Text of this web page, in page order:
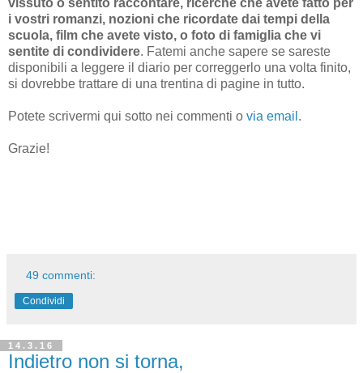
i vostri romanzi, nozioni che ricordate dai tempi della
scuola, film che avete visto, o foto di famiglia che vi
sentite di condividere. Fatemi anche sapere se sareste
disponibili a leggere il diario per correggerlo una volta finito,
si dovrebbe trattare di una trentina di pagine in tutto.
Potete scrivermi qui sotto nei commenti o via email .
Grazie!
49 commenti:
Condividi
14.3.16
Indietro non si torna,